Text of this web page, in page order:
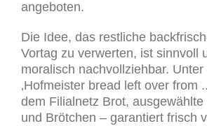
angeboten.
Die Idee, das restliche
Vortag zu verwerten, ist sinnvoll
moralisch nachvollziehbar.
‚Hofmeister bread left over from
dem Filialnetz Brot,
und Brötchen – garantiert frisch